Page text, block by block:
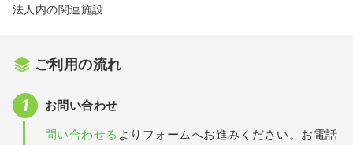
法人内の関連施設
ご利用の流れ
お問い合わせ
問い合わせる よりフォームへお進みください。お電話